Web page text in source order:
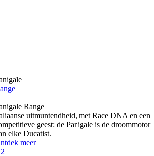
Range
uitmuntendheid, met Race DNA en een
geest: de Panigale is de droommotor
elke Ducatist.
meer